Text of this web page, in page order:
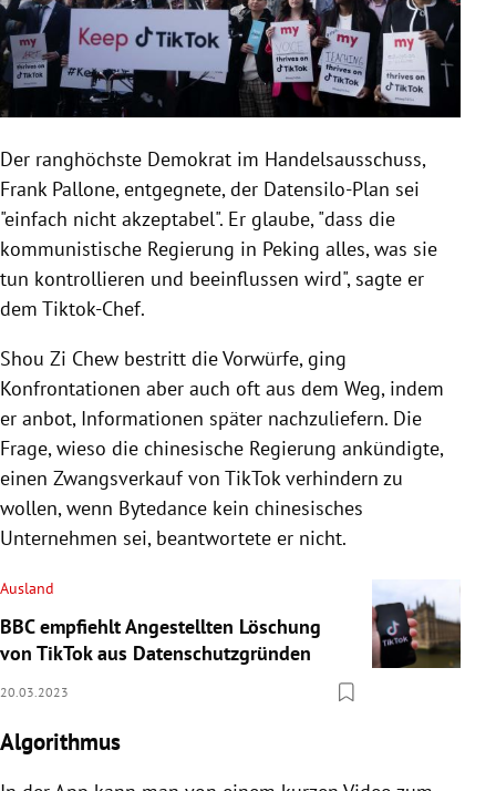
Der ranghöchste Demokrat im Handelsausschuss,
Frank Pallone, entgegnete, der Datensilo-Plan sei
"einfach nicht akzeptabel". Er glaube, "dass die
kommunistische Regierung in Peking alles, was sie
tun kontrollieren und beeinflussen wird", sagte er
dem Tiktok-Chef.
Shou Zi Chew bestritt die Vorwürfe, ging
Konfrontationen aber auch oft aus dem Weg, indem
er anbot, Informationen später nachzuliefern. Die
Frage, wieso die chinesische Regierung ankündigte,
einen Zwangsverkauf von TikTok verhindern zu
wollen, wenn Bytedance kein chinesisches
Unternehmen sei, beantwortete er nicht.
Ausland
BBC empfiehlt Angestellten Löschung
von TikTok aus Datenschutzgründen
20.03.2023
Algorithmus